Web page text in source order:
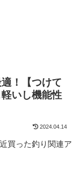
！【つけて
いし機能性
2024.04.14
買った釣り関連ア